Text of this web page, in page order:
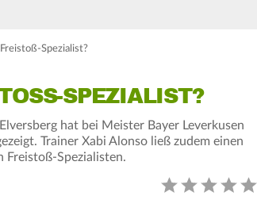
Spezialist?
SPEZIALIST?
hat bei Meister Bayer Leverkusen
Trainer Xabi Alonso ließ zudem einen
Freistoß-Spezialisten.